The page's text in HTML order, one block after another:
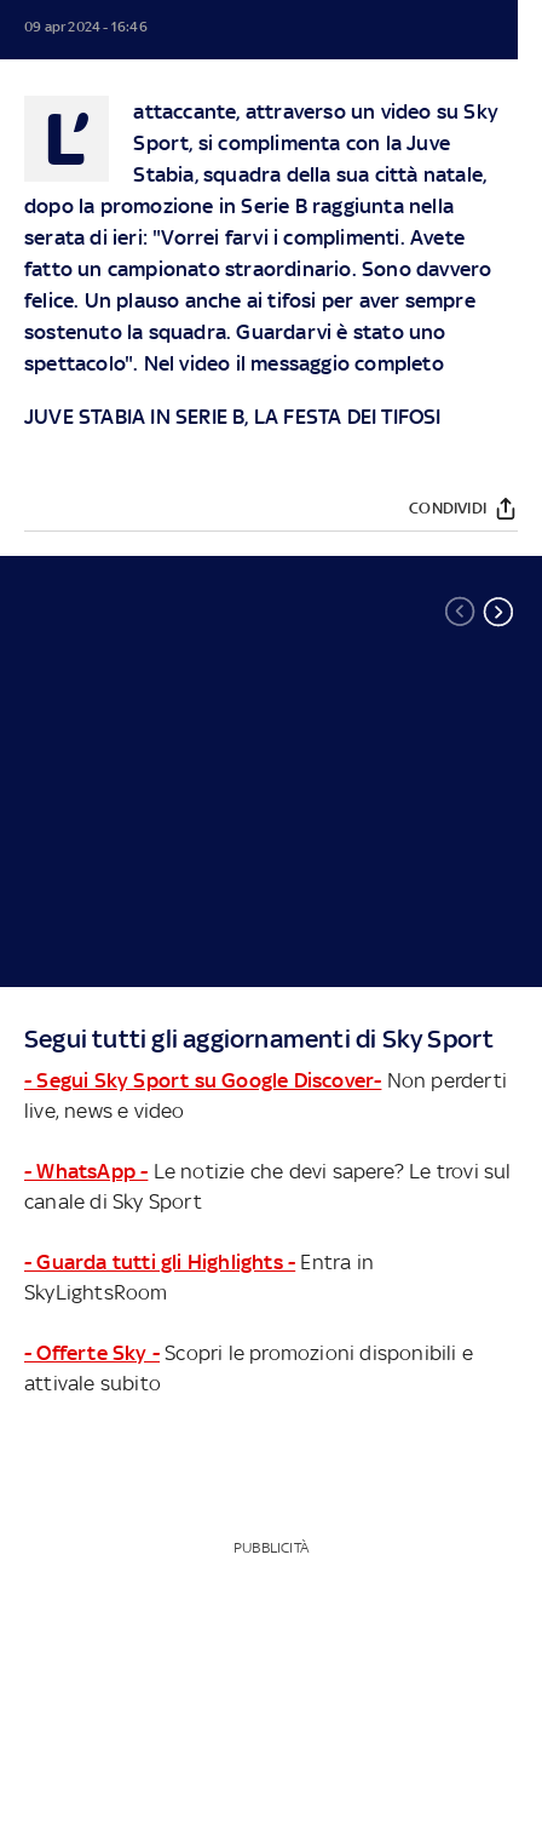
09 apr 2024 - 16:46
L’
attaccante, attraverso un video su Sky
Sport, si complimenta con la Juve
Stabia, squadra della sua città natale,
dopo la promozione in Serie B raggiunta nella
serata di ieri: "Vorrei farvi i complimenti. Avete
fatto un campionato straordinario. Sono davvero
felice. Un plauso anche ai tifosi per aver sempre
sostenuto la squadra. Guardarvi è stato uno
spettacolo". Nel video il messaggio completo
JUVE STABIA IN SERIE B, LA FESTA DEI TIFOSI
CONDIVIDI
Segui tutti gli aggiornamenti di Sky Sport
- Segui Sky Sport su Google Discover- Non perderti
live, news e video
- WhatsApp - Le notizie che devi sapere? Le trovi sul
canale di Sky Sport
- Guarda tutti gli Highlights - Entra in
SkyLightsRoom
- Offerte Sky - Scopri le promozioni disponibili e
attivale subito
PUBBLICITÀ